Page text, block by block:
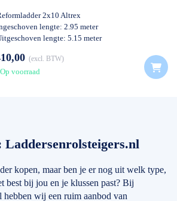
2x10 Altrex
lengte: 2.95 meter
lengte: 5.15 meter
excl. BTW
Op voorraad
Laddersenrolsteigers.nl
kopen, maar ben je er nog uit welk type,
best bij jou en je klussen past? Bij
hebben wij een ruim aanbod van